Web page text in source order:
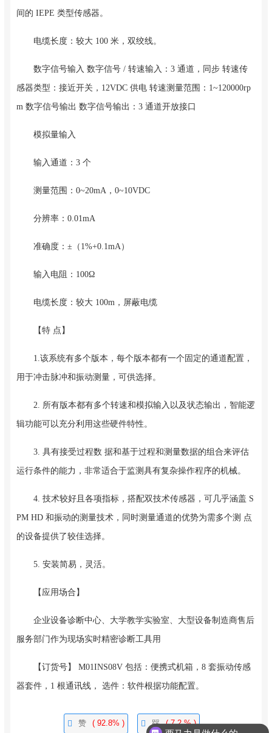
间的 IEPE 类型传感器。
电缆长度：较大 100 米，双绞线。
数字信号输入 数字信号 / 转速输入：3 通道，同步 转速传
感器类型：接近开关，12VDC 供电 转速测量范围：1~120000rp
m 数字信号输出 数字信号输出：3 通道开放接口
模拟量输入
输入通道：3 个
测量范围：0~20mA，0~10VDC
分辨率：0.01mA
准确度：±（1%+0.1mA）
输入电阻：100Ω
电缆长度：较大 100m，屏蔽电缆
【特 点】
1.该系统有多个版本，每个版本都有一个固定的通道配置，
用于冲击脉冲和振动测量，可供选择。
2. 所有版本都有多个转速和模拟输入以及状态输出，智能逻
辑功能可以充分利用这些硬件特性。
3. 具有接受过程数 据和基于过程和测量数据的组合来评估
运行条件的能力，非常适合于监测具有复杂操作程序的机械。
4. 技术较好且各项指标，搭配双技术传感器，可几乎涵盖 S
PM HD 和振动的测量技术，同时测量通道的优势为需多个测 点
的设备提供了较佳选择。
5. 安装简易，灵活。
【应用场合】
企业设备诊断中心、大学教学实验室、大型设备制造商售后
服务部门作为现场实时精密诊断工具用
【订货号】 M01INS08V 包括：便携式机箱，8 套振动传感
器套件，1 根通讯线， 选件：软件根据功能配置。
赞 ( 92.8% ) 踩 ( 7.2 % )